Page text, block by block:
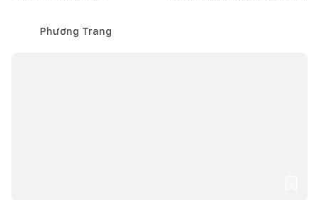
Phương Trang